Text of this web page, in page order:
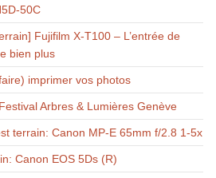
50C
Fujifilm X-T100 – L’entrée de
bien plus
imprimer vos photos
Festival Arbres & Lumières Genève
terrain: Canon MP-E 65mm f/2.8 1-5x
Canon EOS 5Ds (R)